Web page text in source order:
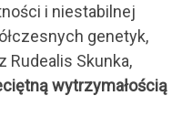
i niestabilnej
genetyk,
Skunka,
wytrzymałością